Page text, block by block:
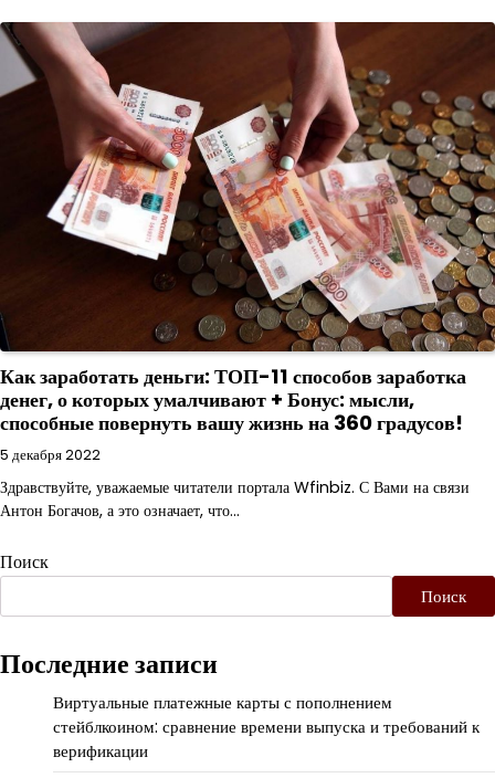
Как заработать деньги: ТОП-11 способов заработка
денег, о которых умалчивают + Бонус: мысли,
способные повернуть вашу жизнь на 360 градусов!
5 декабря 2022
Здравствуйте, уважаемые читатели портала Wfinbiz. С Вами на связи
Антон Богачов, а это означает, что…
Поиск
Поиск
Последние записи
Виртуальные платежные карты с пополнением
стейблкоином: сравнение времени выпуска и требований к
верификации